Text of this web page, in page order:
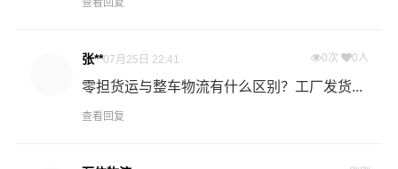
★ 为了提高平凉到商丘危险品运输的服务质量，欢迎您对
理意见汇报于您，非常感谢您对我们的支持，我们将为客
户的需求做出不懈的努力，您的满意就是我们前进的动力!
查看回复
张**07月25日 22:41 0次 0人
零担货运与整车物流有什么区别？工厂发货...
查看回复